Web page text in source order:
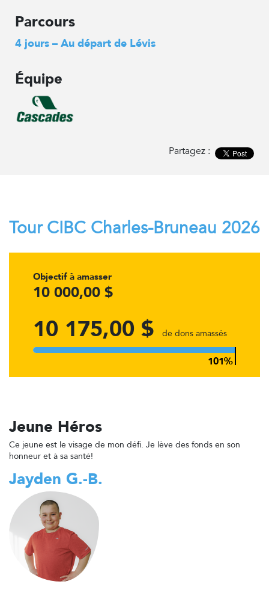
Parcours
4 jours – Au départ de Lévis
Équipe
Partagez :
Tour CIBC Charles-Bruneau 2026
Objectif à amasser
10 000,00 $
10 175,00 $ de dons amassés
Jeune Héros
Ce jeune est le visage de mon défi. Je lève des fonds en son
honneur et à sa santé!
Jayden G.-B.